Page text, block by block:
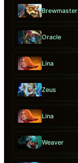
Brewmaster
Oracle
Lina
Zeus
Lina
Weaver